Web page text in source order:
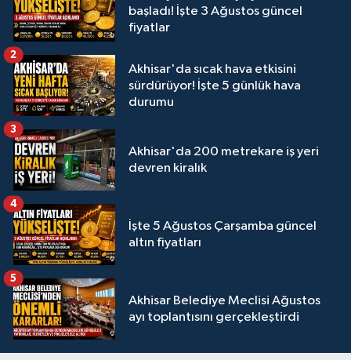
başladı! İşte 3 Ağustos güncel
fiyatlar
Akhisar'da sıcak hava etkisini
sürdürüyor! İşte 5 günlük hava
durumu
2
Akhisar'da 200 metrekare iş yeri
devren kiralık
3
İşte 5 Ağustos Çarşamba güncel
altın fiyatları
4
Akhisar Belediye Meclisi Ağustos
ayı toplantısını gerçekleştirdi
5